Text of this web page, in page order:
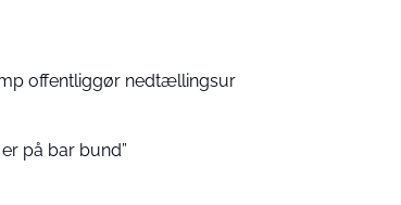
offentliggør nedtællingsur
på bar bund”